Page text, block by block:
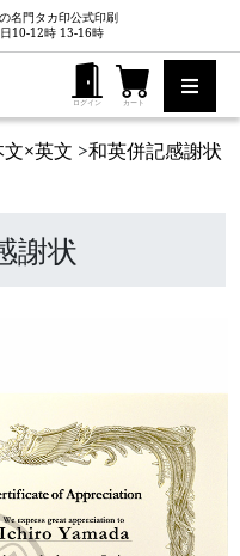
名門タカ印公式印刷
10-12時 13-16時
ログイン カート
文×英文 >和英併記感謝状
謝状